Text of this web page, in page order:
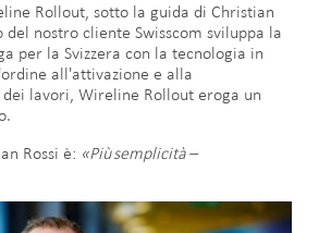
Rollout, sotto la guida di Christian
del nostro cliente Swisscom sviluppa la
per la Svizzera con la tecnologia in
all'attivazione e alla
dei lavori, Wireline Rollout eroga un
Rossi è: «Più semplicità –